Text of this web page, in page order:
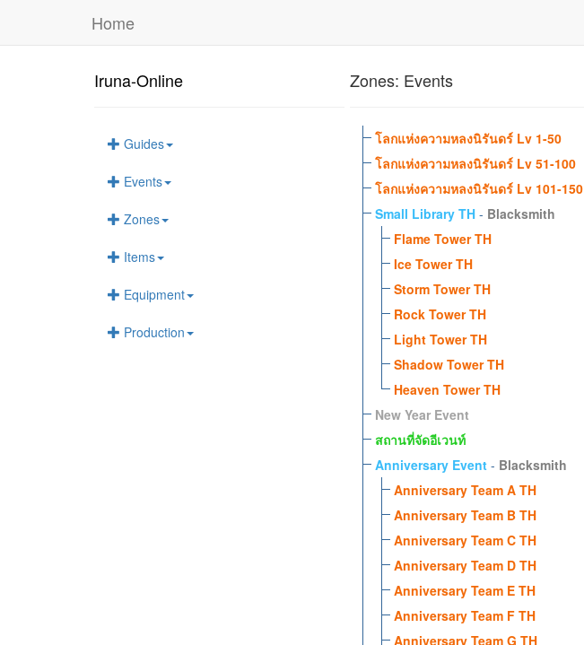
Home
Iruna-Online
Guides
Events
Zones
Items
Equipment
Production
Zones: Events
โลกแห่งความหลงนิรันดร์ Lv 1-50
โลกแห่งความหลงนิรันดร์ Lv 51-100
โลกแห่งความหลงนิรันดร์ Lv 101-150
Small Library TH - Blacksmith
Flame Tower TH
Ice Tower TH
Storm Tower TH
Rock Tower TH
Light Tower TH
Shadow Tower TH
Heaven Tower TH
New Year Event
สถานที่จัดอีเวนท์
Anniversary Event - Blacksmith
Anniversary Team A TH
Anniversary Team B TH
Anniversary Team C TH
Anniversary Team D TH
Anniversary Team E TH
Anniversary Team F TH
Anniversary Team G TH